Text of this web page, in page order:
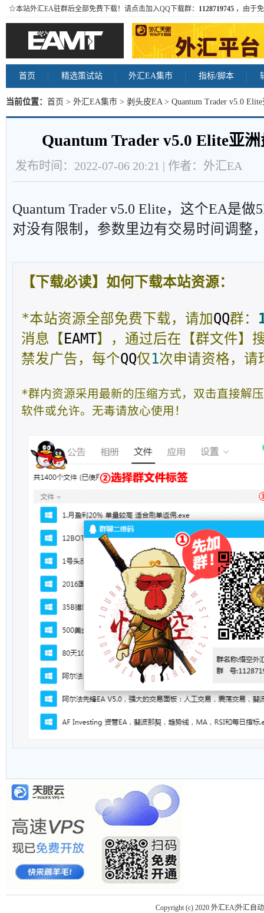
☆本站外汇EA驻群后全部免费下载！请点击加入QQ下载群： 1128719745 ，由于
首页 精选策试站 外汇EA集市 指标/脚本
当前位置： 首页 > 外汇EA集市 > 剥头皮EA> Quantum Trader v5.0
Quantum Trader v5.0 Elite亚
发布时间：2022-07-06 20:21 | 作者：外汇EA
Quantum Trader v5.0 Elite，这个EA是
对没有限制，参数里边有交易时间调整
【下载必读】如何下载本站资源：
*本站资源全部免费下载，请加QQ群：
消息【 EAMT】，通过后在【群文件】
禁发广告，每个QQ仅1次申请资格，请
*群内资源采用最新的压缩方式，双击直接解
软件或允许。无毒请放心使用！
Copyright (c) 2020 外汇EA|外汇自